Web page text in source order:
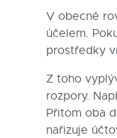
V obecné
účelem.
prostředky
Z toho
rozpory.
Přitom oba
nařizuje